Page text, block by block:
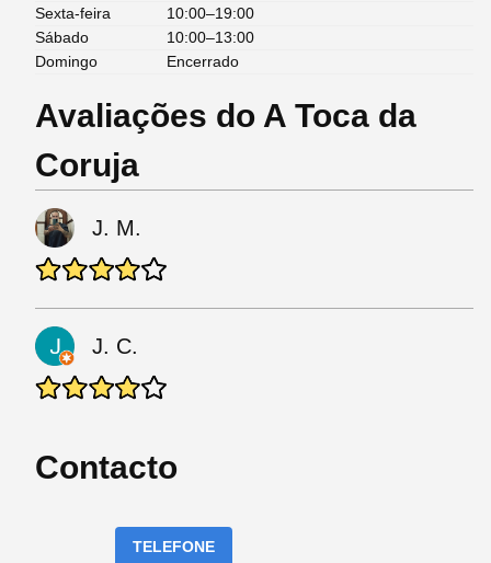
Sexta-feira
10:00–19:00
Sábado
10:00–13:00
Domingo
Encerrado
Avaliações do A Toca da
Coruja
J. M.
J. C.
Contacto
TELEFONE